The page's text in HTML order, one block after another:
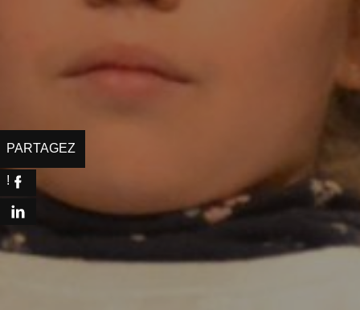
Facebook
LinkedIn